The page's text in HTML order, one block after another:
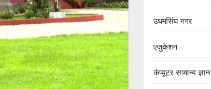
उधमसिंघ नगर
एजुकेशन
कंप्यूटर सामान्य ज्ञान